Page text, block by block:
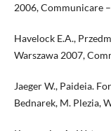
2006, Communicare
Havelock E.A.,
Warszawa 2007,
Jaeger W., Paideia.
Bednarek, M. Plezia,